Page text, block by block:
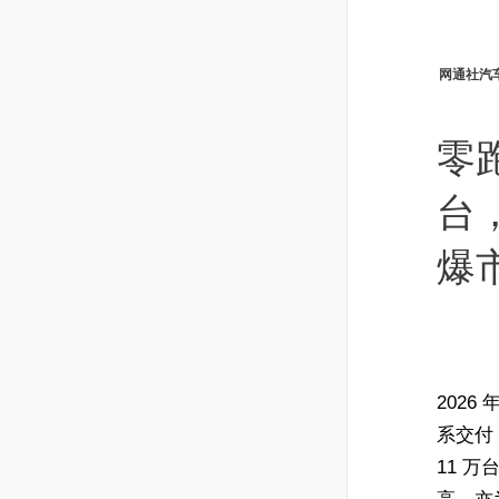
网通社汽
零
台
爆
2026
系交付
11 万